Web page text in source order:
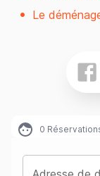
Le
0